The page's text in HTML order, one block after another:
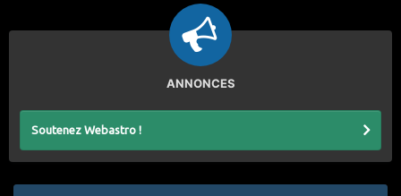
ANNONCES
Soutenez Webastro !